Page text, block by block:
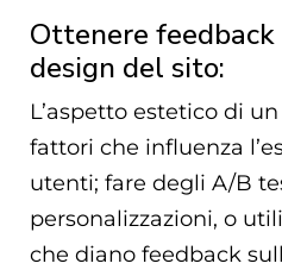
Ottenere feedback
design del sito:
L’aspetto estetico di
fattori che influenza
utenti; fare degli A/B
personalizzazioni, o
che diano feedback